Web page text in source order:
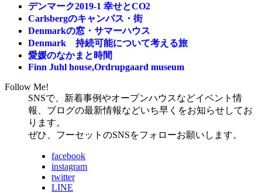
デンマーク2019-1 幸せとCO2
Carlsbergのキャンパス・街
Denmarkの窓・サマーハウス
Denmark 持続可能について考える旅
愛媛のなかまと時間
Finn Juhl house,Ordrupgaard museum
Follow Me!
SNSで、新着事例やオープンハウスなどイベント情
報、ブログの最新情報などいち早くをお知らせしてお
ります。
ぜひ、フーセットのSNSをフォローお願いします。
facebook
instagram
twitter
LINE